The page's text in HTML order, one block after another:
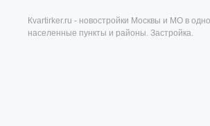
Кvartirker.ru - новостройки Москвы и МО в
населенные пункты и районы. Застройка.